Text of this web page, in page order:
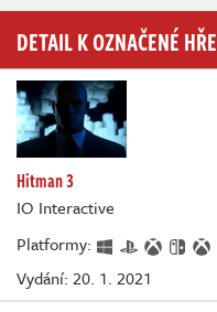
DETAIL K OZNAČENÉ HŘE
Hitman 3
IO Interactive
Platformy:
Vydání: 20. 1. 2021